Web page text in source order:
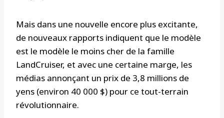
Mais dans une nouvelle encore plus excitante,
de nouveaux rapports indiquent que le modèle
est le modèle le moins cher de la famille
LandCruiser, et avec une certaine marge, les
médias annonçant un prix de 3,8 millions de
yens (environ 40 000 $) pour ce tout-terrain
révolutionnaire.